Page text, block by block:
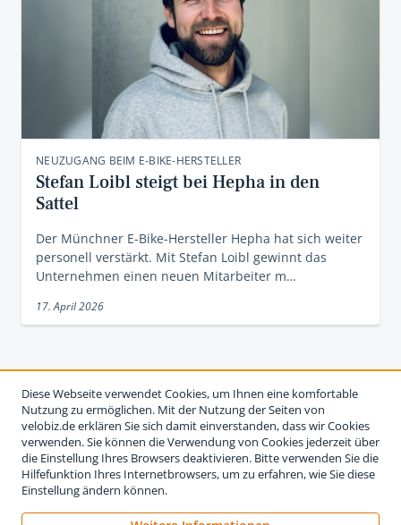
NEUZUGANG BEIM E-BIKE-HERSTELLER
Stefan Loibl steigt bei Hepha in den
Sattel
Der Münchner E-Bike-Hersteller Hepha hat sich weiter
personell verstärkt. Mit Stefan Loibl gewinnt das
Unternehmen einen neuen Mitarbeiter m…
17. April 2026
Diese Webseite verwendet Cookies, um Ihnen eine komfortable
Nutzung zu ermöglichen. Mit der Nutzung der Seiten von
velobiz.de erklären Sie sich damit einverstanden, dass wir Cookies
verwenden. Sie können die Verwendung von Cookies jederzeit über
die Einstellung Ihres Browsers deaktivieren. Bitte verwenden Sie die
Hilfefunktion Ihres Internetbrowsers, um zu erfahren, wie Sie diese
Einstellung ändern können.